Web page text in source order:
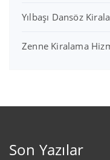
Yılbaşı Dansöz
Zenne Kiralama
Son Yazılar